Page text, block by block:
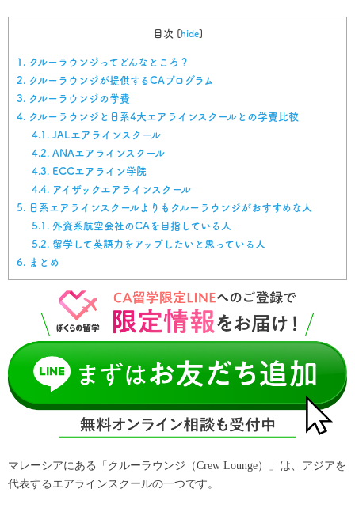
目次 [hide]
1. クルーラウンジってどんなところ？
2. クルーラウンジが提供するCAプログラム
3. クルーラウンジの学費
4. クルーラウンジと日系4大エアラインスクールとの学費比較
4.1. JALエアラインスクール
4.2. ANAエアラインスクール
4.3. ECCエアライン学院
4.4. アイザックエアラインスクール
5. 日系エアラインスクールよりもクルーラウンジがおすすめな人
5.1. 外資系航空会社のCAを目指している人
5.2. 留学して英語力をアップしたいと思っている人
6. まとめ
マレーシアにある「クルーラウンジ（Crew Lounge）」は、アジアを
代表するエアラインスクールの一つです。